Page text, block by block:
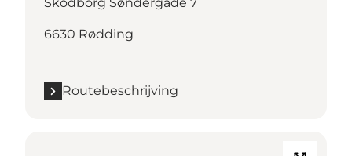
Skodborg Søndergade 7
6630 Rødding
Routebeschrijving